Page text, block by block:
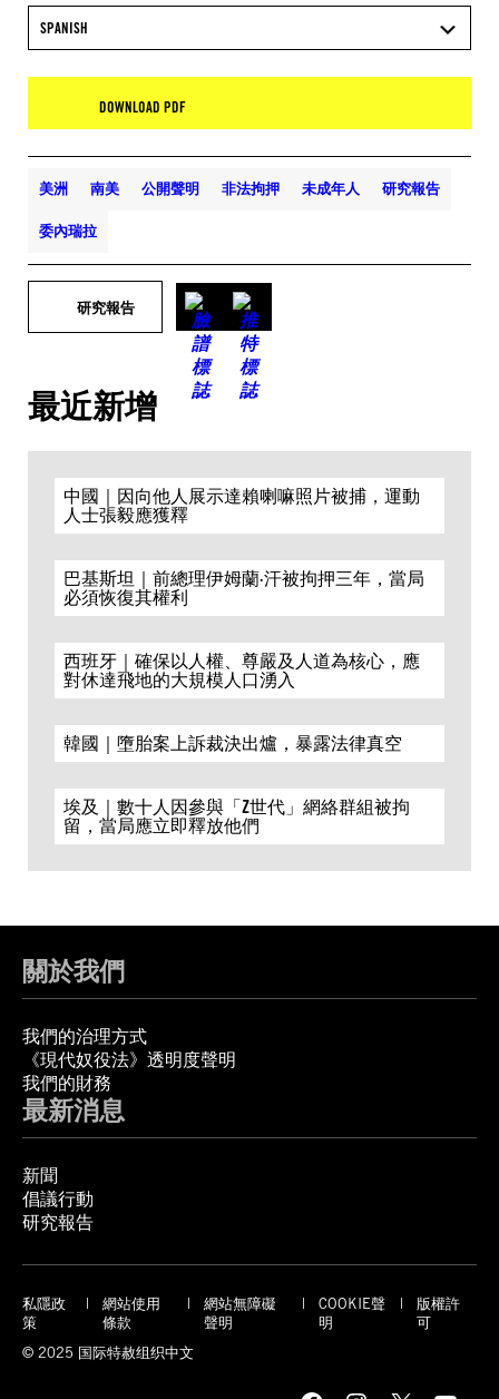
SPANISH
DOWNLOAD PDF
美洲 南美 公開聲明 非法拘押 未成年人 研究報告
委內瑞拉
研究報告
最近新增
中國｜因向他人展示達賴喇嘛照片被捕，運動
人士張毅應獲釋
巴基斯坦｜前總理伊姆蘭·汗被拘押三年，當局
必須恢復其權利
西班牙｜確保以人權、尊嚴及人道為核心，應
對休達飛地的大規模人口湧入
韓國｜墮胎案上訴裁決出爐，暴露法律真空
埃及｜數十人因參與「Z世代」網絡群組被拘
留，當局應立即釋放他們
關於我們
我們的治理方式
《現代奴役法》透明度聲明
我們的財務
最新消息
新聞
倡議行動
研究報告
私隱政
策
網站使用
條款
網站無障礙
聲明
COOKIE聲
明
版權許
可
© 2025 国际特赦组织中文